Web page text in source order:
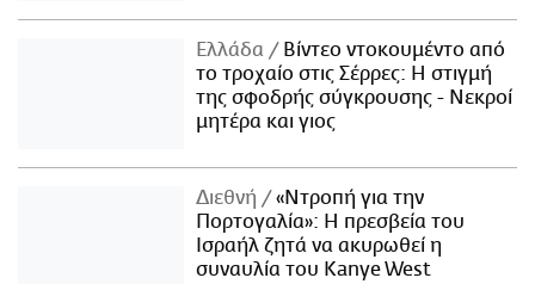
Ελλάδα
Βίντεο ντοκουμέντο από
το τροχαίο στις Σέρρες: Η στιγμή
της σφοδρής σύγκρουσης - Νεκροί
μητέρα και γιος
Διεθνή
«Ντροπή για την
Πορτογαλία»: Η πρεσβεία του
Ισραήλ ζητά να ακυρωθεί η
συναυλία του Kanye West